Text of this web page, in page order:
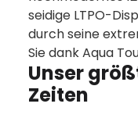
seidige LTPO-
durch seine
Sie dank Aqua
Unser
Zeiten